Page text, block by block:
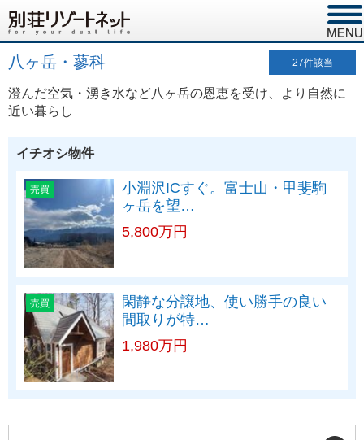
八ヶ岳・蓼科 27件該当
澄んだ空気・湧き水など八ヶ岳の恩恵を受け、より自然に
近い暮らし
イチオシ物件
売買
小淵沢ICすぐ。富士山・甲斐駒
ヶ岳を望…
5,800万円
売買
閑静な分譲地、使い勝手の良い
間取りが特…
1,980万円